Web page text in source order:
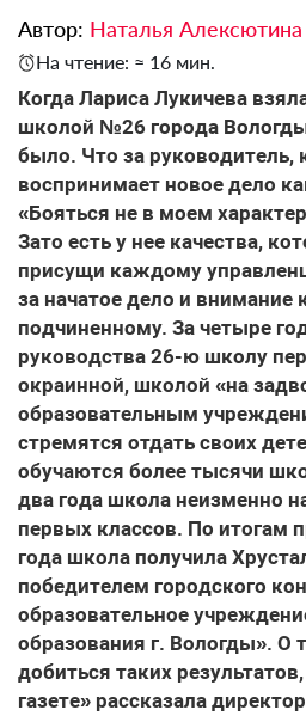
Автор: Наталья Алексютина
На чтение: ≈ 16 мин.
Когда Лариса Лукичева
школой №26 города
было. Что за руководитель,
воспринимает новое дело
«Бояться не в моем
Зато есть у нее качества,
присущи каждому
за начатое дело и
подчиненному. За четыре
руководства 26-ю школу
окраинной, школой «на
образовательным
стремятся отдать своих
обучаются более тысячи
два года школа неизменно
первых классов. По итогам
года школа получила
победителем городского
образовательное
образования г. Вологды». О
добиться таких
газете» рассказала